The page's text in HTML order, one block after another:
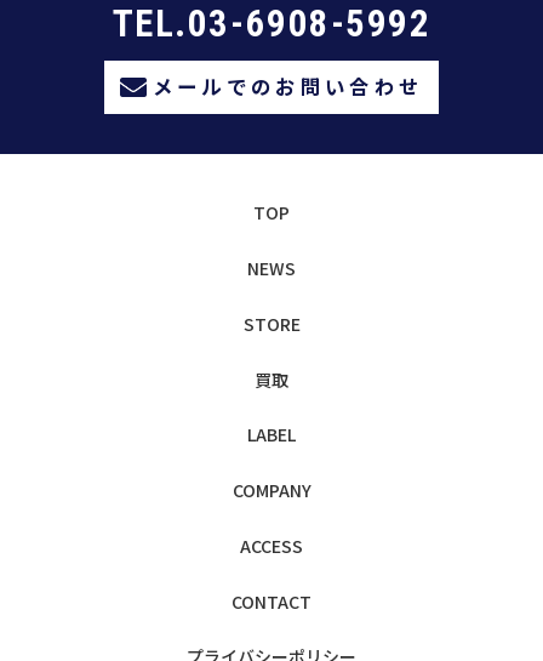
TEL.03-6908-5992
メールでのお問い合わせ
TOP
NEWS
STORE
買取
LABEL
COMPANY
ACCESS
CONTACT